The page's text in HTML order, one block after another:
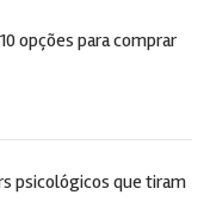
opções para comprar
psicológicos que tiram